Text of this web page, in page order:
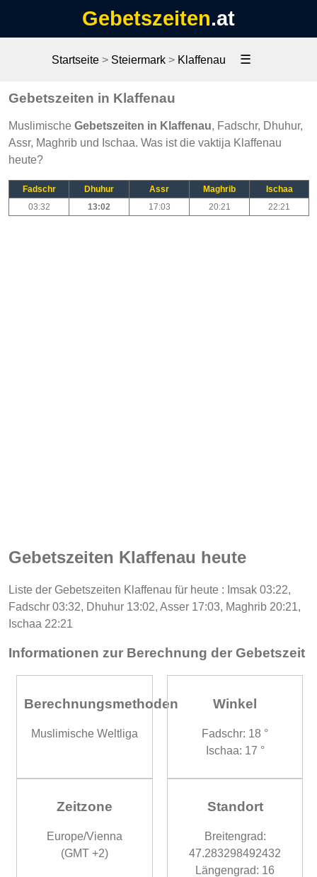
Gebetszeiten.at
Startseite > Steiermark > Klaffenau ☰
Gebetszeiten in Klaffenau
Muslimische Gebetszeiten in Klaffenau, Fadschr, Dhuhur,
Assr, Maghrib und Ischaa. Was ist die vaktija Klaffenau
heute?
Fadschr Dhuhur Assr Maghrib
Ischaa
03:32
13:02 17:03 20:21 22:21
Gebetszeiten Klaffenau heute
Liste der Gebetszeiten Klaffenau für heute : Imsak 03:22,
Fadschr 03:32, Dhuhur 13:02, Asser 17:03, Maghrib 20:21,
Ischaa 22:21
Informationen zur Berechnung der Gebetszeit
Berechnungsmethoden
Muslimische Weltliga
Winkel
Fadschr: 18 °
Ischaa: 17 °
Zeitzone
Europe/Vienna
(GMT +2)
Standort
Breitengrad:
47.283298492432
Längengrad: 16